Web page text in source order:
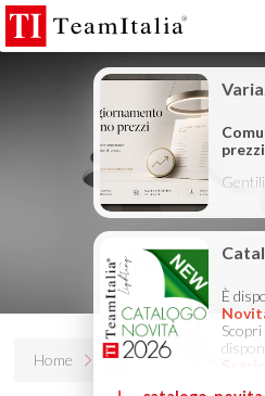
R
(513K) Catalogo
CATALOGUE 2025(12M) TECHNICAL
COMPANY PROFILE ITA
PROFILE DE(3M) StarTeam 1
(15M) ★Istruzioni Touch-Dim
Home Prodotti Tubìco